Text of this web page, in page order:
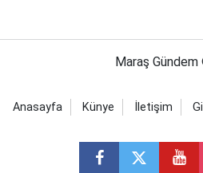
Maraş
Anasayfa Künye İletişim